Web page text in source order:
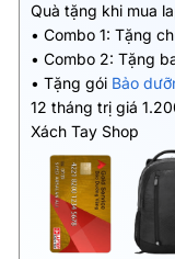
Quà tặng khi mua
• Combo 1: Tặng
• Combo 2: Tặng
• Tặng gói Bảo
12 tháng trị giá
Xách Tay Shop